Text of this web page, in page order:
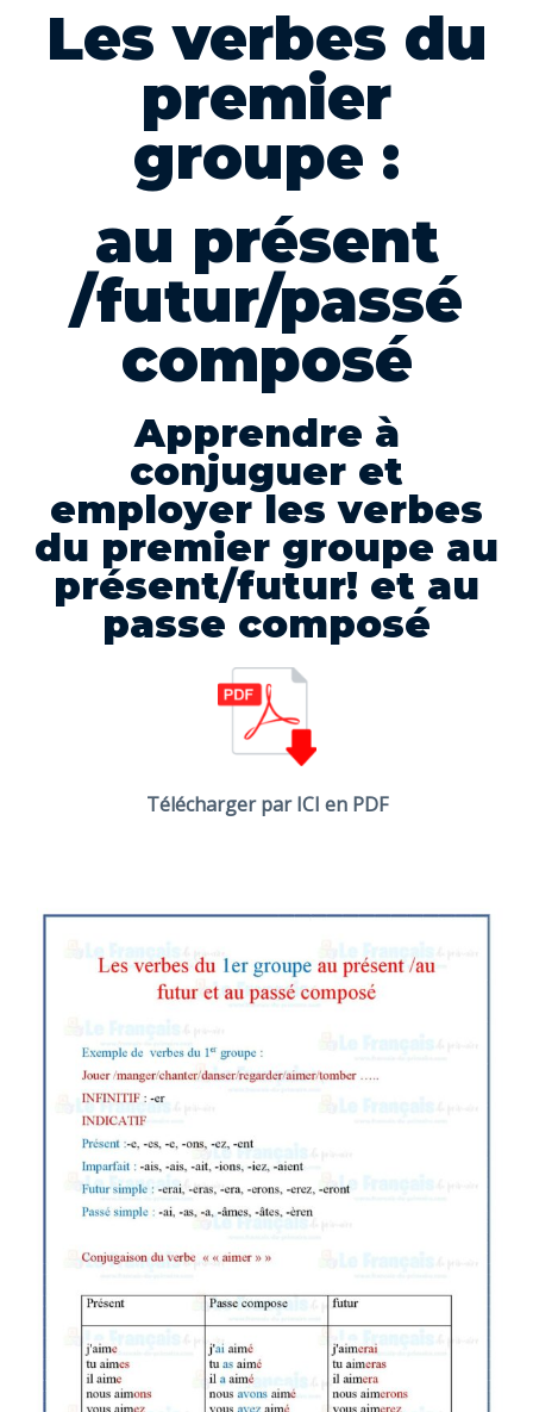
Les verbes du
premier
groupe :
au présent
/futur/passé
composé
Apprendre à
conjuguer et
employer les verbes
du premier groupe au
présent/futur! et au
passe composé
Télécharger par ICI en PDF